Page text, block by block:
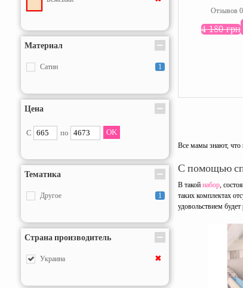
Материал
Сатин 1
Цена
С по
Тематика
Другое 1
Страна производитель
Украина ✖
Отзывов 0
4 180 грн
Все мамы знают, что
С помощью
В такой набор,
таких комплектах
удовольствием